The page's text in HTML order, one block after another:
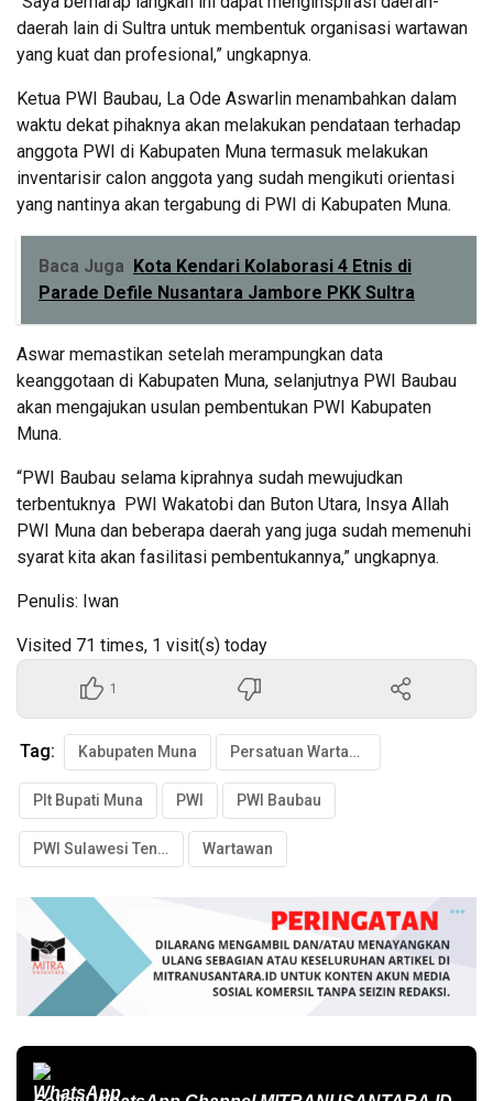
daerah lain di Sultra untuk membentuk organisasi wartawan
yang kuat dan profesional,” ungkapnya.
Ketua PWI Baubau, La Ode Aswarlin menambahkan dalam
waktu dekat pihaknya akan melakukan pendataan terhadap
anggota PWI di Kabupaten Muna termasuk melakukan
inventarisir calon anggota yang sudah mengikuti orientasi
yang nantinya akan tergabung di PWI di Kabupaten Muna.
Baca Juga
Kota Kendari Kolaborasi 4 Etnis di
Parade Defile Nusantara Jambore PKK Sultra
Aswar memastikan setelah merampungkan data
keanggotaan di Kabupaten Muna, selanjutnya PWI Baubau
akan mengajukan usulan pembentukan PWI Kabupaten
Muna.
“PWI Baubau selama kiprahnya sudah mewujudkan
terbentuknya PWI Wakatobi dan Buton Utara, Insya Allah
PWI Muna dan beberapa daerah yang juga sudah memenuhi
syarat kita akan fasilitasi pembentukannya,” ungkapnya.
Penulis: Iwan
Visited 71 times, 1 visit(s) today
1
Tag: Kabupaten Muna Persatuan Wartawan Indonesia
Plt Bupati Muna PWI PWI Baubau
PWI Sulawesi Tenggara Wartawan